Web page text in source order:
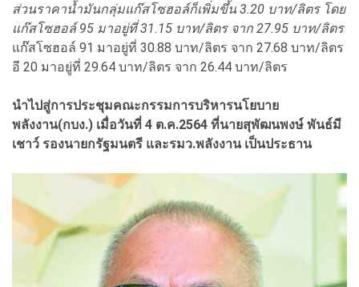
ส่วนราคาน้ำมันกลุ่มแก๊สโซฮอล์ก็เพิ่มขึ้น 3.20 บาท/ลิตร โดย
แก๊สโซฮอล์ 95 มาอยู่ที่ 31.15 บาท/ลิตร จาก 27.95 บาท/ลิตร
แก๊สโซฮอล์ 91 มาอยู่ที่ 30.88 บาท/ลิตร จาก 27.68 บาท/ลิตร
อี 20 มาอยู่ที่ 29.64 บาท/ลิตร จาก 26.44 บาท/ลิตร
นำไปสู่การประชุมคณะกรรมการบริหารนโยบาย
พลังงาน(กบง.) เมื่อวันที่ 4 ต.ค.2564 ที่นายสุพัฒนพงษ์ พันธ์มี
เชาว์ รองนายกรัฐมนตรี และรมว.พลังงาน เป็นประธาน